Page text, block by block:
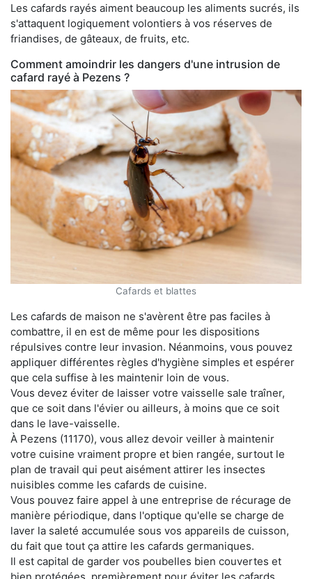
Les cafards rayés aiment beaucoup les aliments sucrés, ils
s'attaquent logiquement volontiers à vos réserves de
friandises, de gâteaux, de fruits, etc.
Comment amoindrir les dangers d'une intrusion de
cafard rayé à Pezens ?
Cafards et blattes
Les cafards de maison ne s'avèrent être pas faciles à
combattre, il en est de même pour les dispositions
répulsives contre leur invasion. Néanmoins, vous pouvez
appliquer différentes règles d'hygiène simples et espérer
que cela suffise à les maintenir loin de vous.
Vous devez éviter de laisser votre vaisselle sale traîner,
que ce soit dans l'évier ou ailleurs, à moins que ce soit
dans le lave-vaisselle.
À Pezens (11170), vous allez devoir veiller à maintenir
votre cuisine vraiment propre et bien rangée, surtout le
plan de travail qui peut aisément attirer les insectes
nuisibles comme les cafards de cuisine.
Vous pouvez faire appel à une entreprise de récurage de
manière périodique, dans l'optique qu'elle se charge de
laver la saleté accumulée sous vos appareils de cuisson,
du fait que tout ça attire les cafards germaniques.
Il est capital de garder vos poubelles bien couvertes et